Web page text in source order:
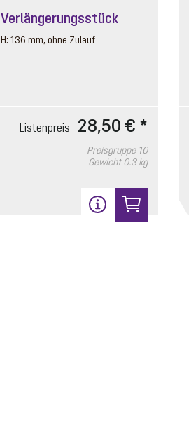
Verlängerungsstück
H: 136 mm, ohne Zulauf
Listenpreis 28,50 € *
Preisgruppe 10
Gewicht 0.3 kg